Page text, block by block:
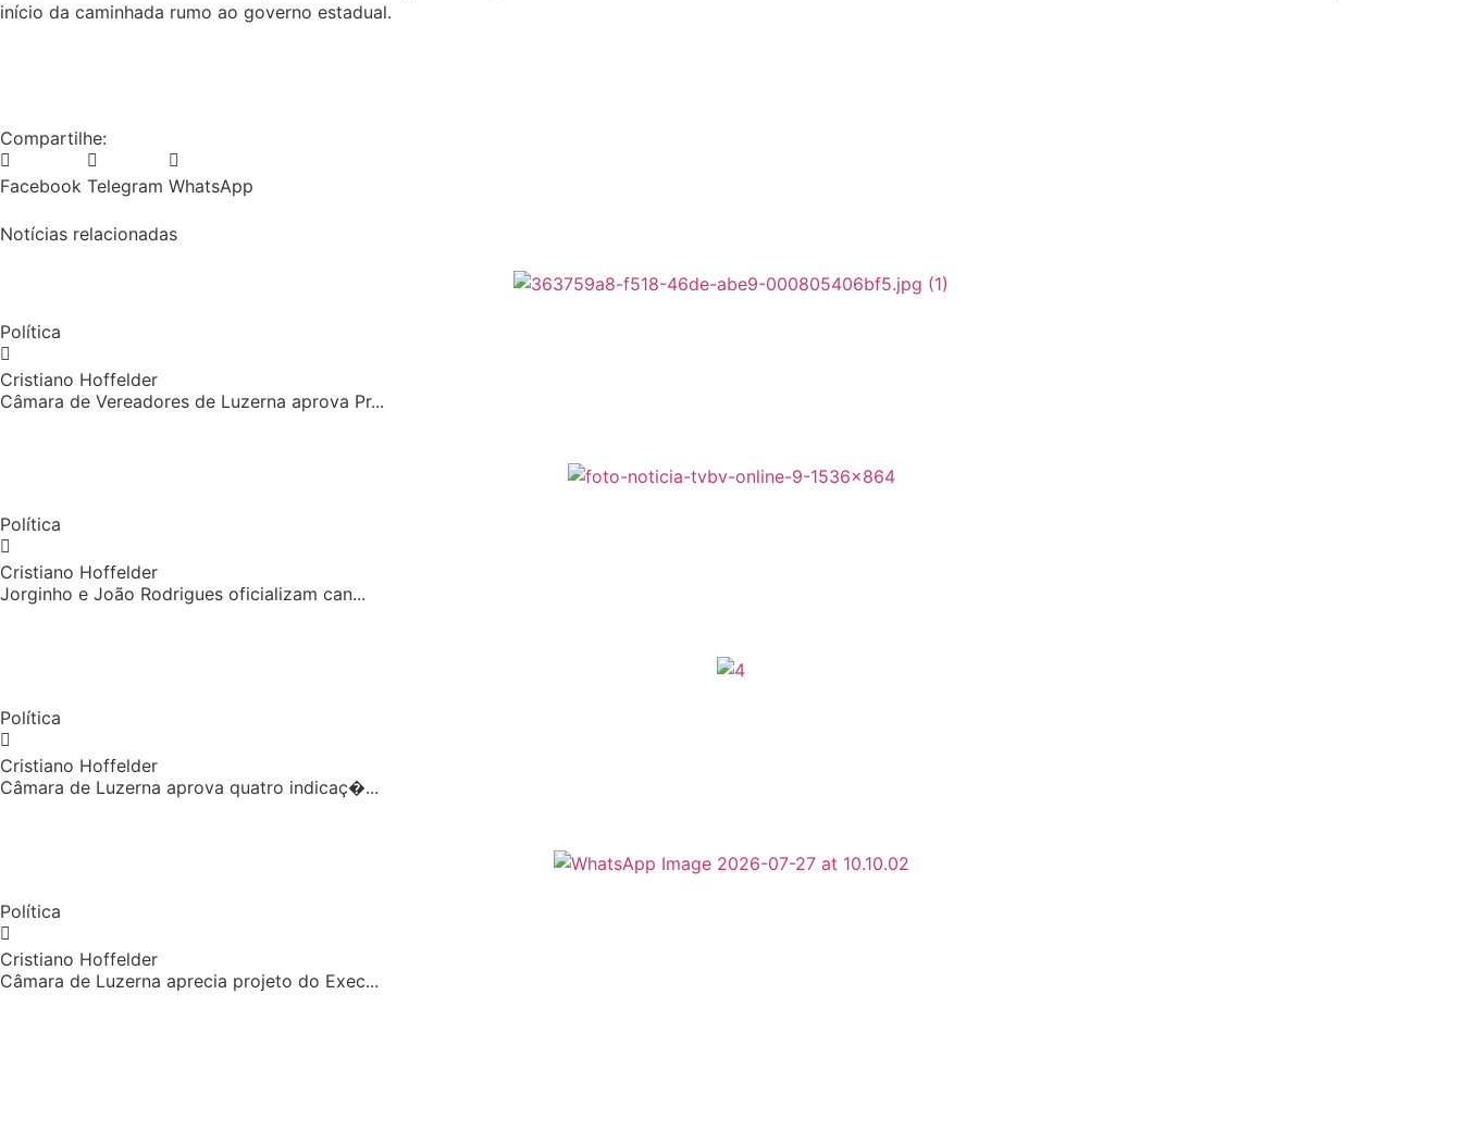
início da caminhada rumo ao governo estadual.
Compartilhe:
Facebook Telegram WhatsApp
Notícias relacionadas
Política
Cristiano Hoffelder
Câmara de Vereadores de Luzerna aprova Pr...
Política
Cristiano Hoffelder
Jorginho e João Rodrigues oficializam can...
Política
Cristiano Hoffelder
Câmara de Luzerna aprova quatro indicaç�...
Política
Cristiano Hoffelder
Câmara de Luzerna aprecia projeto do Exec...